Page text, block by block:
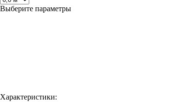
Выберите параметры
Характеристики: